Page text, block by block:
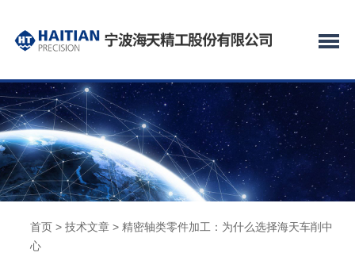
首页> 技术文章> 精密轴类零件加工：为什么选择海天车削中
心